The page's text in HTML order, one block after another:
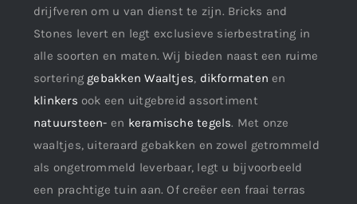
drijfveren om u van dienst te zijn. Bricks and
Stones levert en legt exclusieve sierbestrating in
alle soorten en maten. Wij bieden naast een ruime
sortering gebakken Waaltjes, dikformaten en
klinkers ook een uitgebreid assortiment
natuursteen- en keramische tegels. Met onze
waaltjes, uiteraard gebakken en zowel getrommeld
als ongetrommeld leverbaar, legt u bijvoorbeeld
een prachtige tuin aan. Of creëer een fraai terras